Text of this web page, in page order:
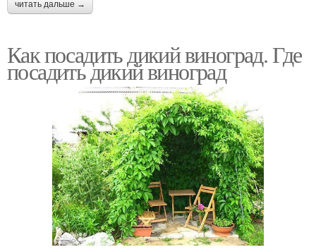
читать дальше →
Как посадить дикий виноград. Где
посадить дикий виноград